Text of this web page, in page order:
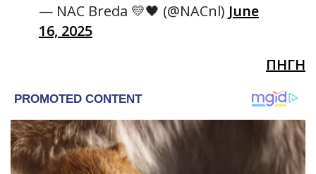
— NAC Breda 💛🖤 (@NACnl) June
16, 2025
ΠΗΓΗ